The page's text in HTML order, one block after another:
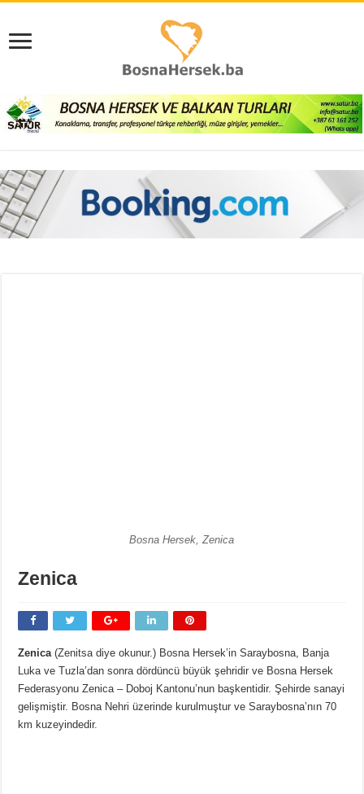
Bosna Hersek, Zenica
Zenica
Zenica(Zenitsa diye okunur.) Bosna Hersek’in Saraybosna, Banja
Luka ve Tuzla’dan sonra dördüncü büyük şehridir ve Bosna Hersek
Federasyonu Zenica – Doboj Kantonu’nun başkentidir. Şehirde sanayi
gelişmiştir. Bosna Nehri üzerinde kurulmuştur ve Saraybosna’nın 70
km kuzeyindedir.